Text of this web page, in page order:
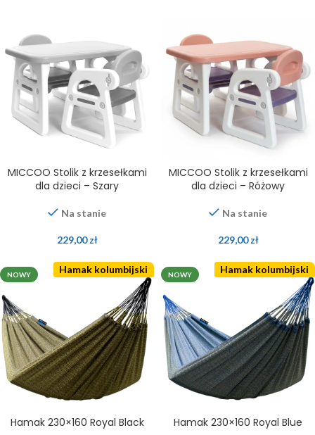
MICCOO Stolik z krzesełkami
dla dzieci – Szary
Na stanie
229,00zł
MICCOO Stolik z krzesełkami
dla dzieci – Różowy
Na stanie
229,00zł
NOWY Hamak kolumbijski
Hamak 230×160 Royal Black
NOWY Hamak kolumbijski
Hamak 230×160 Royal Blue